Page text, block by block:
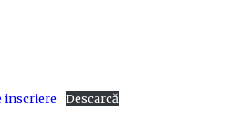
inscriere Descarcă